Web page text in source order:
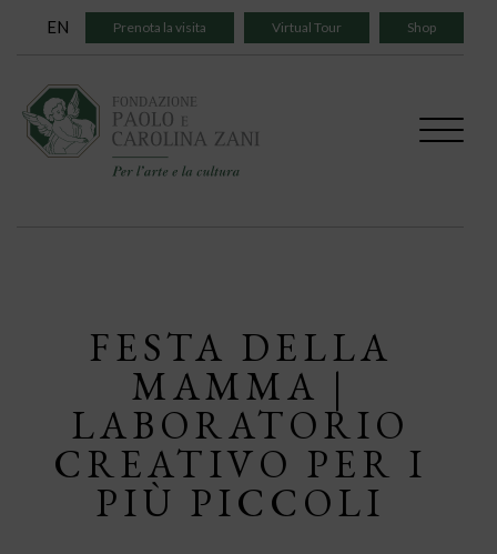
EN Prenota la visita Virtual Tour Shop
FESTA DELLA
MAMMA |
LABORATORIO
CREATIVO PER I
PIÙ PICCOLI